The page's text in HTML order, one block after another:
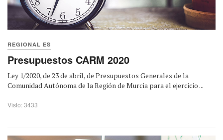
REGIONAL ES
Presupuestos CARM 2020
Ley 1/2020, de 23 de abril, de Presupuestos Generales de la
Comunidad Autónoma de la Región de Murcia para el ejercicio ...
Visto: 3433